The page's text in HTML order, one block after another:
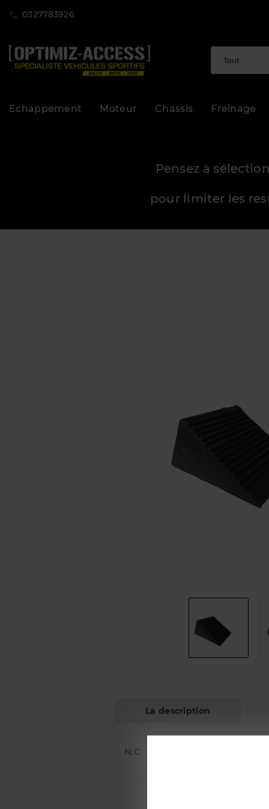
0327783926
Echappement Moteur Chassis Freinage
Pensez à
pour limiter les
La description
N.C